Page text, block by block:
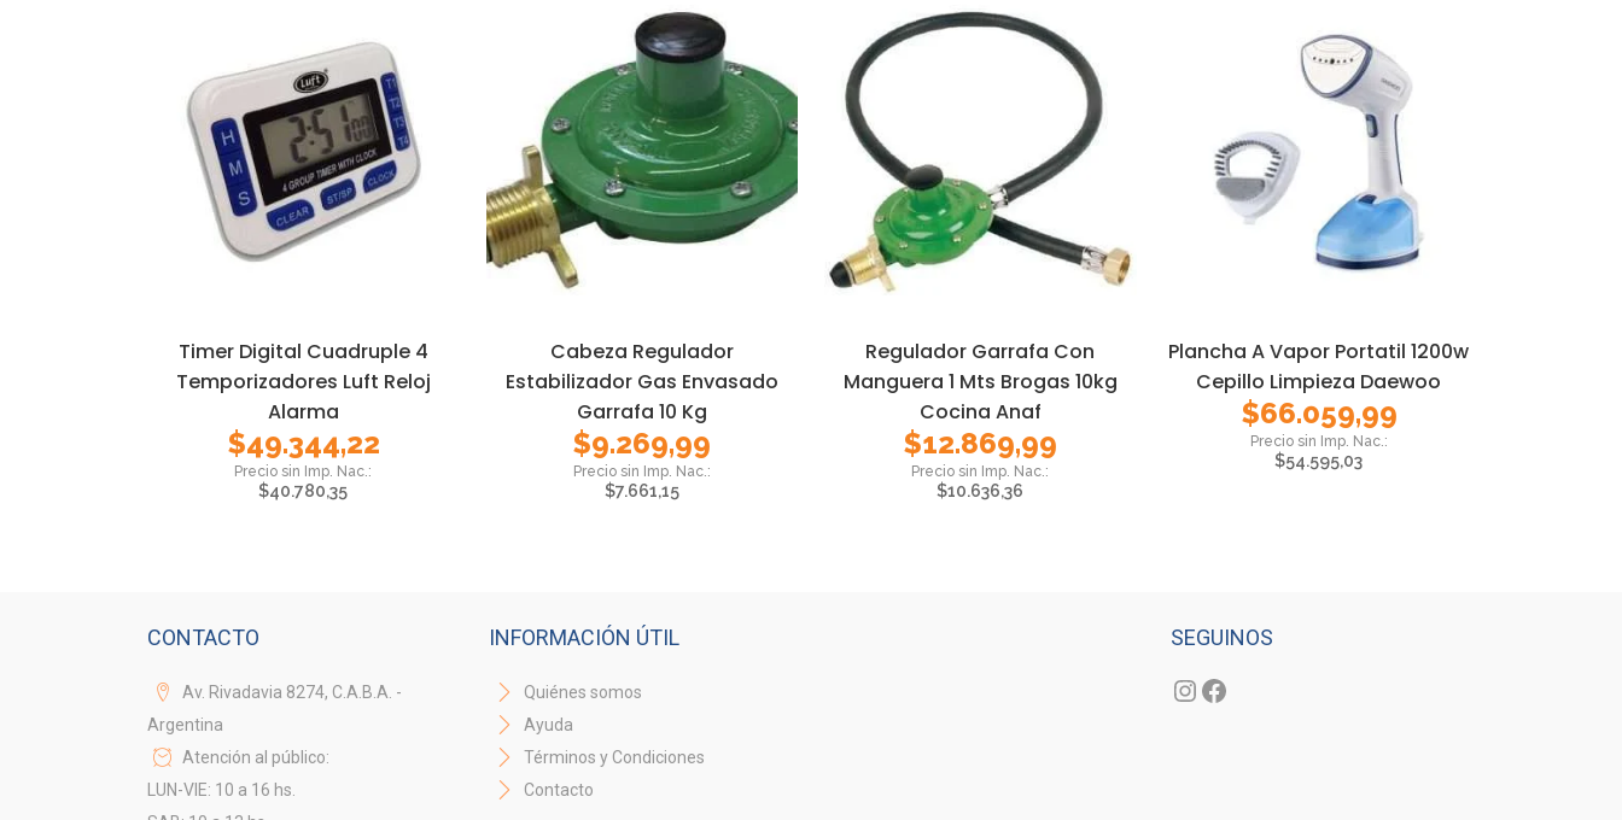
Timer Digital Cuadruple 4
Temporizadores Luft Reloj
Alarma
$49.344,22
$40.780,35
Cabeza Regulador
Estabilizador Gas Envasado
Garrafa 10 Kg
$9.269,99
$7.661,15
Regulador Garrafa Con
Manguera 1 Mts Brogas 10kg
Cocina Anaf
$12.869,99
$10.636,36
Plancha A Vapor Portatil 1200w
Cepillo Limpieza Daewoo
$66.059,99
$54.595,03
CONTACTO
Av. Rivadavia 8274, C.A.B.A. -
Argentina
Atención al público:
LUN-VIE: 10 a 16 hs.
INFORMACIÓN ÚTIL
Quiénes somos
Ayuda
Términos y Condiciones
Contacto
SEGUINOS
Instagram
Facebook